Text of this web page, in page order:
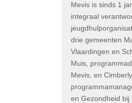
Mevis is sinds 1
integraal
drie gemeenten
Vlaardingen en
Muis,
Mevis, en
en Gezondheid bij